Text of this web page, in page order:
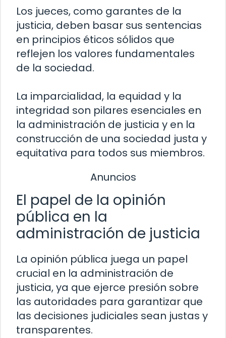
Los jueces, como garantes de la
justicia, deben basar sus sentencias
en principios éticos sólidos que
reflejen los valores fundamentales
de la sociedad.
La imparcialidad, la equidad y la
integridad son pilares esenciales en
la administración de justicia y en la
construcción de una sociedad justa y
equitativa para todos sus miembros.
Anuncios
El papel de la opinión
pública en la
administración de justicia
La opinión pública juega un papel
crucial en la administración de
justicia, ya que ejerce presión sobre
las autoridades para garantizar que
las decisiones judiciales sean justas y
transparentes.